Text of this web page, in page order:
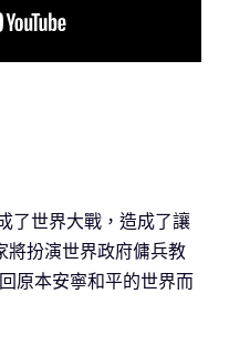
了世界大戰，造成了讓
將扮演世界政府傭兵教
原本安寧和平的世界而